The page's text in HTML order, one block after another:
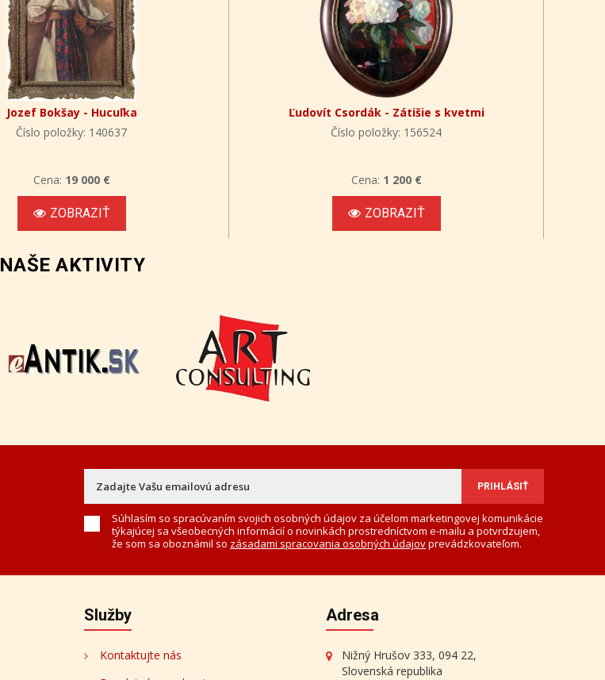
Jozef Bokšay - Hucuľka
Číslo položky: 140637
Cena: 19 000 €
ZOBRAZIŤ
Ľudovít Csordák - Zátišie s kvetmi
Číslo položky: 156524
Cena: 1 200 €
ZOBRAZIŤ
NAŠE AKTIVITY
Súhlasím so spracúvaním svojich osobných údajov za účelom marketingovej komunikácie
týkajúcej sa všeobecných informácií o novinkách prostredníctvom e-mailu a potvrdzujem,
že som sa oboznámil so zásadami spracovania osobných údajovprevádzkovateľom.
Služby
Kontaktujte nás
Adresa
Nižný Hrušov 333, 094 22,
Slovenská republika